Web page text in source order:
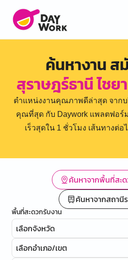
ค้นหางาน ส
สุราษฎร์ธานี ไชย
ตำแหน่งงานคุณภาพดีล่าสุด จาก
คุณที่สุด กับ Daywork แพลตฟอร์
เร็วสุดใน 1 ชั่วโมง เส้นทางต่
ค้นหาจากพื้นที่สะ
ค้นหาจากสถานี
พื้นที่สะดวกรับงาน
เลือกจังหวัด
เลือกอำเภอ/เขต